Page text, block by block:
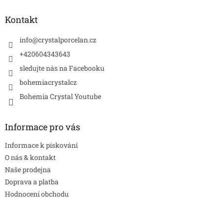
Kontakt
info@crystalporcelan.cz
+420604343643
sledujte nás na Facebooku
bohemiacrystalcz
Bohemia Crystal Youtube
Informace pro vás
Informace k pískování
O nás & kontakt
Naše prodejna
Doprava a platba
Hodnocení obchodu